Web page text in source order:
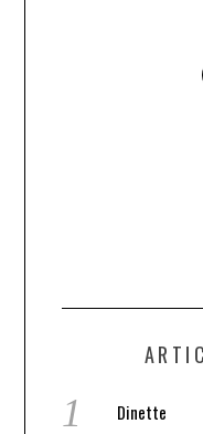
Dinette